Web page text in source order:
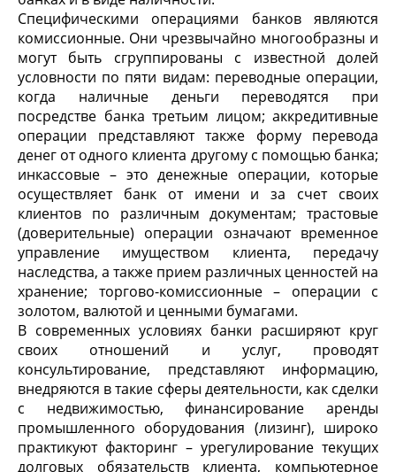
Специфическими операциями банков являются
комиссионные. Они чрезвычайно многообразны и
могут быть сгруппированы с известной долей
условности по пяти видам: переводные операции,
когда наличные деньги переводятся при
посредстве банка третьим лицом; аккредитивные
операции представляют также форму перевода
денег от одного клиента другому с помощью банка;
инкассовые – это денежные операции, которые
осуществляет банк от имени и за счет своих
клиентов по различным документам; трастовые
(доверительные) операции означают временное
управление имуществом клиента, передачу
наследства, а также прием различных ценностей на
хранение; торгово-комиссионные – операции с
золотом, валютой и ценными бумагами.
В современных условиях банки расширяют круг
своих отношений и услуг, проводят
консультирование, представляют информацию,
внедряются в такие сферы деятельности, как сделки
с недвижимостью, финансирование аренды
промышленного оборудования (лизинг), широко
практикуют факторинг – урегулирование текущих
долговых обязательств клиента, компьютерное